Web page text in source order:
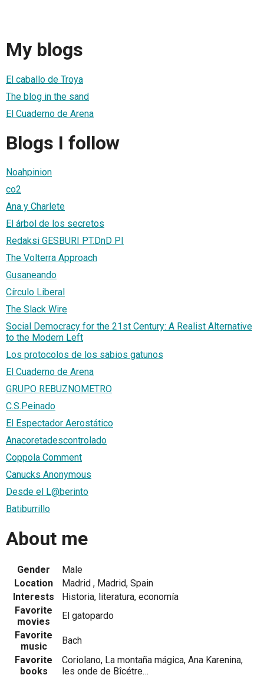
My blogs
El caballo de Troya
The blog in the sand
El Cuaderno de Arena
Blogs I follow
Noahpinion
co2
Ana y Charlete
El árbol de los secretos
Redaksi GESBURI PT.DnD PI
The Volterra Approach
Gusaneando
Círculo Liberal
The Slack Wire
Social Democracy for the 21st Century: A Realist Alternative
to the Modern Left
Los protocolos de los sabios gatunos
El Cuaderno de Arena
GRUPO REBUZNOMETRO
C.S.Peinado
El Espectador Aerostático
Anacoretadescontrolado
Coppola Comment
Canucks Anonymous
Desde el L@berinto
Batiburrillo
About me
Gender
Male
Location
Madrid , Madrid, Spain
Interests
Historia, literatura, economía
Favorite
movies
El gatopardo
Favorite
music
Bach
Favorite
books
Coriolano, La montaña mágica, Ana Karenina,
les onde de Bîcétre…